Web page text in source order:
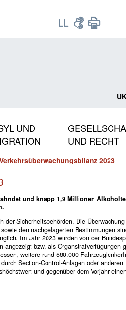
UND
UND RECHT
Verkehrsüberwachungsbilanz 2023
und knapp 1,9 Millionen
der Sicherheitsbehörden. Die Überwachung
den nachgelagerten Bestimmungen
Im Jahr 2023 wurden von der
angezeigt bzw. als Organstrafverfügungen
weitere rund 580.000
Section-Control-Anlagen oder anderen
und gegenüber dem Vorjahr